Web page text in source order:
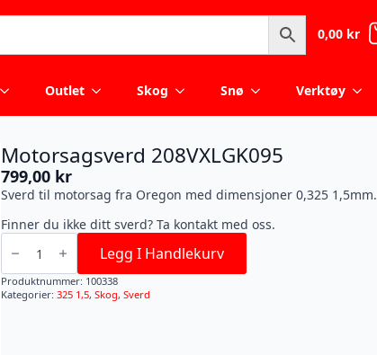
0,00 kr
Outlet Skog Snø Verktøy
Motorsagsverd 208VXLGK095
799,00 kr
Sverd til motorsag fra Oregon med dimensjoner 0,325 1,5mm.
Finner du ikke ditt sverd? Ta kontakt med oss.
Motorsagsverd
208VXLGK095 Legg I Handlekurv
Produktnummer: 100338
Kategorier: 325 1,5, Skog, Sverd